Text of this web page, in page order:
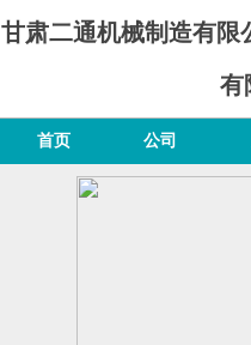
甘肃二通机械制造有限
有
首页 公司